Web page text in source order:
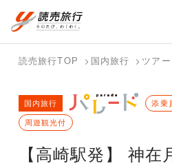
国内旅行トップ
バスツアー
を探す
個人旅行
（ブーケ
探す
海外旅行トップ
海外特集か
ら探す
テーマから
探す
読売旅行TOP 国内旅行 ツアー
【高崎駅発】 神
国内旅行 添乗
周遊観光付